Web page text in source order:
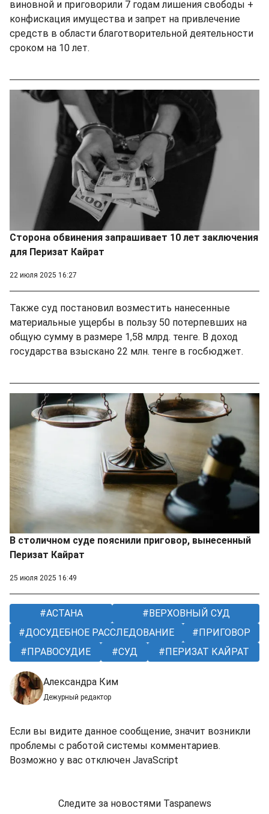
виновной и приговорили 7 годам лишения свободы +
конфискация имущества и запрет на привлечение
средств в области благотворительной деятельности
сроком на 10 лет.
Сторона обвинения запрашивает 10 лет заключения
для Перизат Кайрат
22 июля 2025 16:27
Также суд постановил возместить нанесенные
материальные ущербы в пользу 50 потерпевших на
общую сумму в размере 1,58 млрд. тенге. В доход
государства взыскано 22 млн. тенге в госбюджет.
В столичном суде пояснили приговор, вынесенный
Перизат Кайрат
25 июля 2025 16:49
АСТАНА
ВЕРХОВНЫЙ СУД
ДОСУДЕБНОЕ РАССЛЕДОВАНИЕ
ПРИГОВОР
ПРАВОСУДИЕ
СУД ПЕРИЗАТ КАЙРАТ
Александра Ким
Дежурный редактор
Если вы видите данное сообщение, значит возникли
проблемы с работой системы комментариев.
Возможно у вас отключен JavaScript
Следите за новостями Taspanews